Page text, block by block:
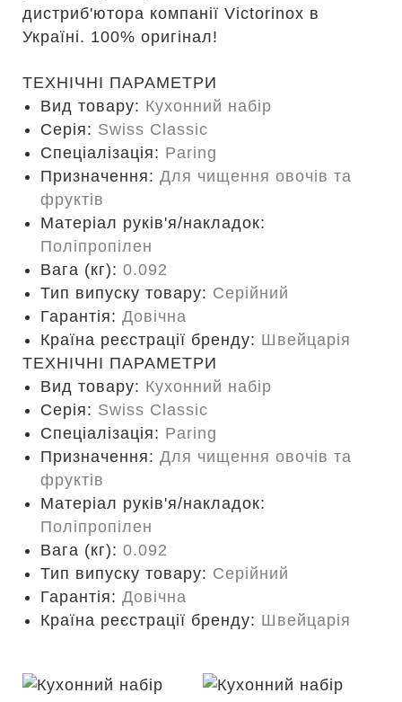
дистриб'ютора компанії Victorinox в
Україні. 100% оригінал!
ТЕХНІЧНІ ПАРАМЕТРИ
Вид товару: Кухонний набір
Серія: Swiss Classic
Спеціалізація: Paring
Призначення: Для чищення овочів та
фруктів
Матеріал руків'я/накладок:
Поліпропілен
Вага (кг): 0.092
Тип випуску товару: Серійний
Гарантія: Довічна
Країна реєстрації бренду: Швейцарія
ТЕХНІЧНІ ПАРАМЕТРИ
Вид товару: Кухонний набір
Серія: Swiss Classic
Спеціалізація: Paring
Призначення: Для чищення овочів та
фруктів
Матеріал руків'я/накладок:
Поліпропілен
Вага (кг): 0.092
Тип випуску товару: Серійний
Гарантія: Довічна
Країна реєстрації бренду: Швейцарія